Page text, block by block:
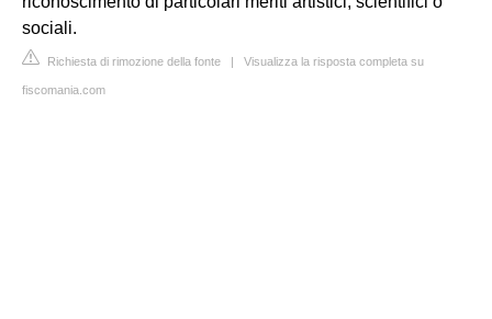
sociali.
Richiesta di rimozione della fonte | Visualizza la risposta completa su
fiscomania.com